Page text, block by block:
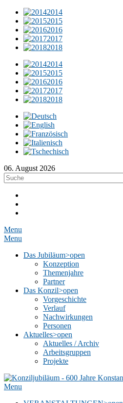
2014
2015
2016
2017
2018
2014
2015
2016
2017
2018
06. August 2026
Menu
Menu
Das Jubiläum>open
Konzeption
Themenjahre
Partner
Das Konzil>open
Vorgeschichte
Verlauf
Nachwirkungen
Personen
Aktuelles>open
Aktuelles / Archiv
Arbeitsgruppen
Projekte
Menu